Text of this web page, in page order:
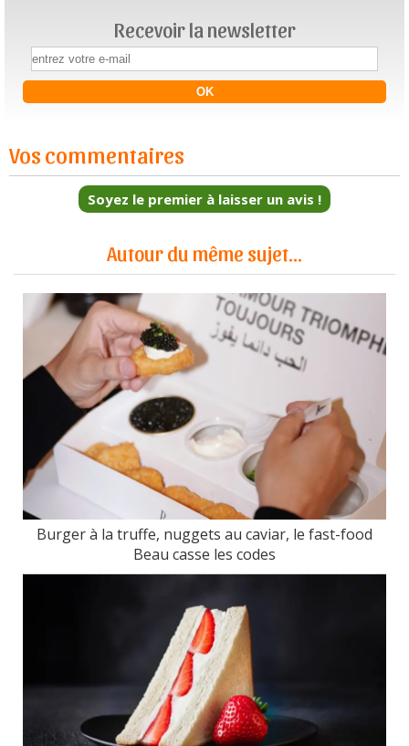
Recevoir la newsletter
Vos commentaires
Soyez le premier à laisser un avis !
Autour du même sujet...
Burger à la truffe, nuggets au caviar, le fast-food
Beau casse les codes